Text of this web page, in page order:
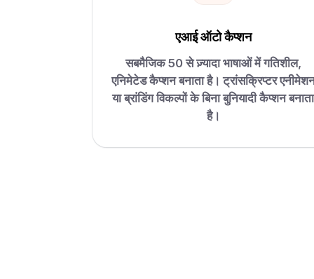
एआई ऑटो कैप्शन
सबमैजिक 50 से ज़्यादा भाषाओं में गतिशील,
एनिमेटेड कैप्शन बनाता है। ट्रांसक्रिप्टर
या ब्रांडिंग विकल्पों के बिना बुनियादी कैप्शन बनाता
है।